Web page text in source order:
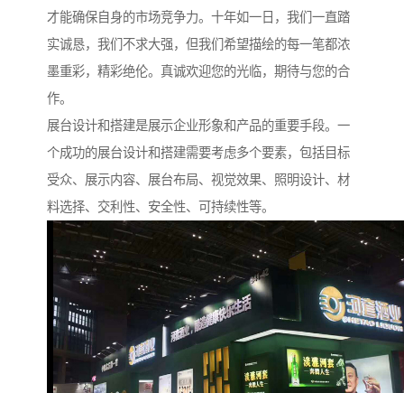
才能确保自身的市场竞争力。十年如一日，我们一直踏
实诚恳，我们不求大强，但我们希望描绘的每一笔都浓
墨重彩，精彩绝伦。真诚欢迎您的光临，期待与您的合
作。
展台设计和搭建是展示企业形象和产品的重要手段。一
个成功的展台设计和搭建需要考虑多个要素，包括目标
受众、展示内容、展台布局、视觉效果、照明设计、材
料选择、交利性、安全性、可持续性等。